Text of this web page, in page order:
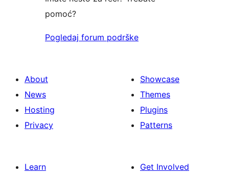
pomoć?
Pogledaj forum podrške
About
News
Hosting
Privacy
Showcase
Themes
Plugins
Patterns
Learn
Get Involved